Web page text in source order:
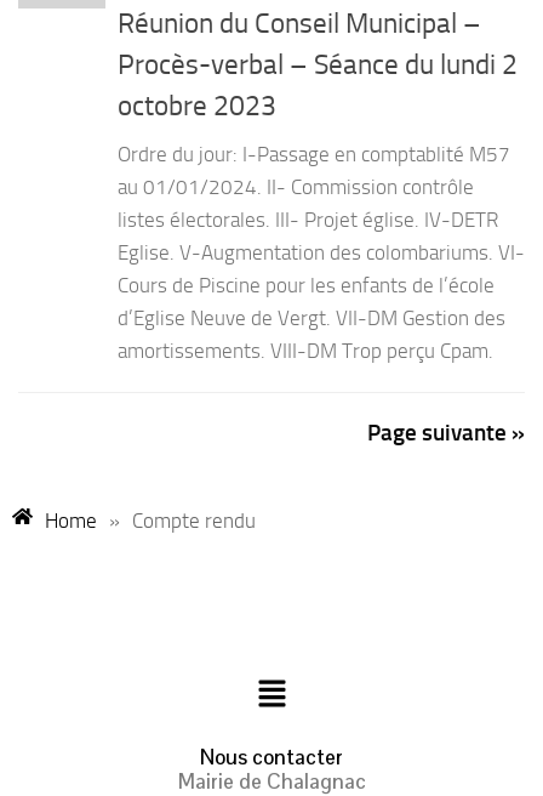
Réunion du Conseil Municipal –
Procès-verbal – Séance du lundi 2
octobre 2023
Ordre du jour: I-Passage en comptablité M57
au 01/01/2024. II- Commission contrôle
listes électorales. III- Projet église. IV-DETR
Eglise. V-Augmentation des colombariums. VI-
Cours de Piscine pour les enfants de l’école
d’Eglise Neuve de Vergt. VII-DM Gestion des
amortissements. VIII-DM Trop perçu Cpam.
Page suivante »
Home » Compte rendu
Nous contacter
Mairie de Chalagnac